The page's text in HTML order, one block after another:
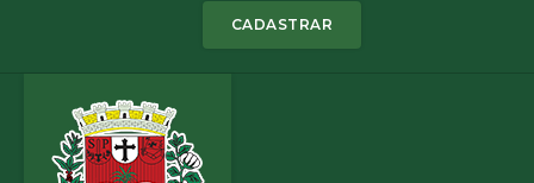
CADASTRAR